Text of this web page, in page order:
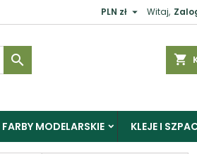
Witaj,
PLN zł 
shopping_cart

FARBY MODELARSKIE KLEJE I